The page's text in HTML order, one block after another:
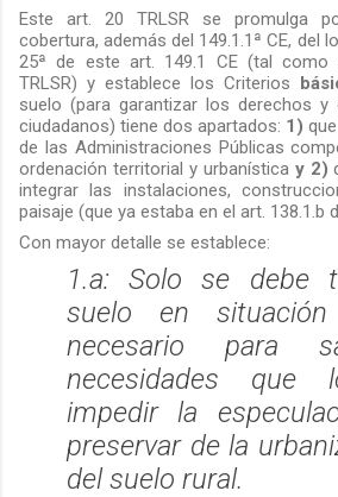
Este art. 20 TRLSR se promulga
cobertura, además del 149.1.1ª CE, del
25ª de este art. 149.1 CE (tal
TRLSR) y establece los Criterios
suelo (para garantizar los derechos
ciudadanos) tiene dos apartados: 1)
de las Administraciones Públicas
ordenación territorial y urbanística y 2)
integrar las instalaciones,
paisaje (que ya estaba en el art. 138.1.b
Con mayor detalle se establece:
1.a: Solo se debe
suelo en
necesario para
necesidades que
impedir la
preservar de la
del suelo rural.